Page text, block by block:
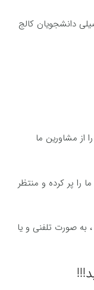
دانشجویان کالج
از مشاورین ما
را پر کرده و منتظر
صورت تلفنی و یا